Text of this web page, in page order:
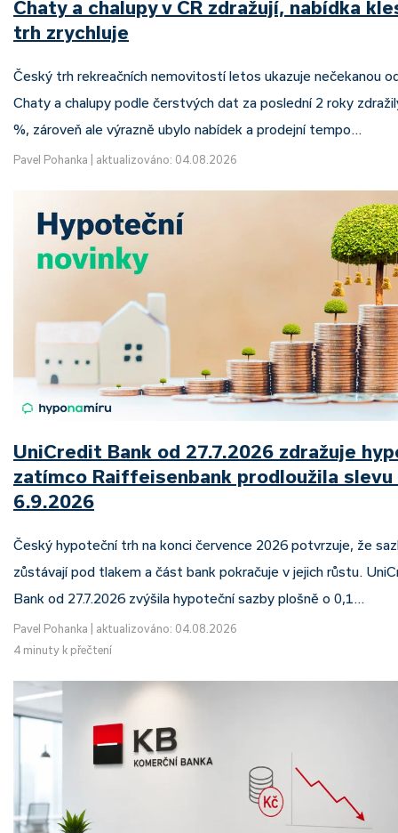
Chaty a chalupy v ČR zdražují, nabídka
trh zrychluje
Český trh rekreačních nemovitostí letos ukazuje nečekanou
Chaty a chalupy podle čerstvých dat za poslední 2 roky
%, zároveň ale výrazně ubylo nabídek a prodejní tempo…
Pavel Pohanka aktualizováno: 04.08.2026
UniCredit Bank od 27.7.2026 zdražuje
zatímco Raiffeisenbank prodloužila slevu
6.9.2026
Český hypoteční trh na konci července 2026 potvrzuje, že
zůstávají pod tlakem a část bank pokračuje v jejich růstu.
Bank od 27.7.2026 zvýšila hypoteční sazby plošně o 0,1…
Pavel Pohanka
aktualizováno: 04.08.2026
4 minuty k přečtení